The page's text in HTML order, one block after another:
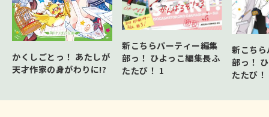
かくしごとっ！ あたしが
天才作家の身がわりに!?
新こちらパーティー編集
部っ！ ひよっこ編集長ふ
たたび！ 1
新こち
部っ！
たたび！